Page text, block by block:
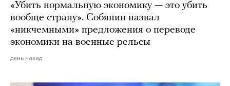
«Убить нормальную экономику — это убить
вообще страну». Собянин назвал
«никчемными» предложения о переводе
экономики на военные рельсы
день назад